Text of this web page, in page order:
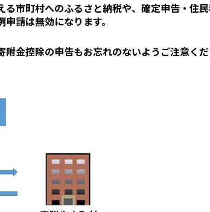
市町村へのふるさと納税や、確定申告・住
請は無効になります。
金控除の申告もお忘れのないようご注意く